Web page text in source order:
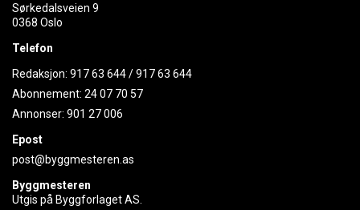
Sørkedalsveien 9
0368 Oslo
Telefon
Redaksjon: 917 63 644/917 63 644
Abonnement: 24 07 70 57
Annonser: 901 27 006
Epost
post@byggmesteren.as
Byggmesteren
Utgis på Byggforlaget AS.